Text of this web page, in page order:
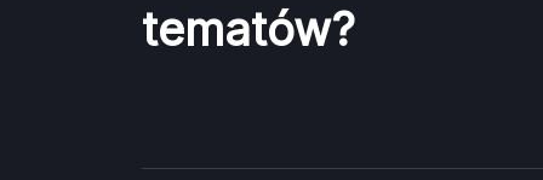
tematów?